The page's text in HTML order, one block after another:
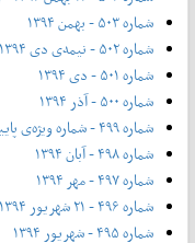
شماره ۵۰۳ - بهمن ۱۳۹۴
شماره ۵۰۲ - نیمه‌ی دی ۱۳۹۴
شماره ۵۰۱ - دی ۱۳۹۴
شماره ۵۰۰ - آذر ۱۳۹۴
شماره ۴۹۹ - شماره ویژه‌ی پاییز ۱۳۹۴
شماره ۴۹۸ - آبان ۱۳۹۴
شماره ۴۹۷ - مهر ۱۳۹۴
شماره ۴۹۶ - ۲۱ شهریور ۱۳۹۴ - ویژه‌ی روز ملی سینما
شماره ۴۹۵ - شهریور ۱۳۹۴